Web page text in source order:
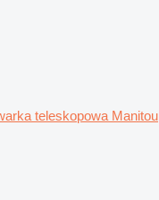
teleskopowa Manitou